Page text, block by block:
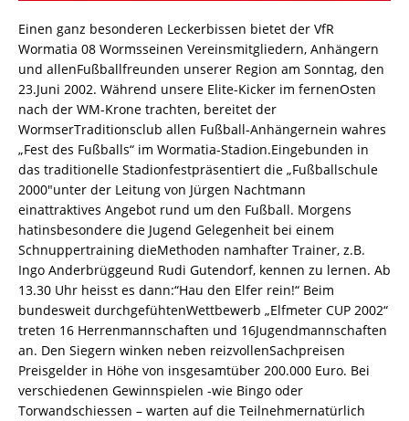
Einen ganz besonderen Leckerbissen bietet der VfR
Wormatia 08 Wormsseinen Vereinsmitgliedern, Anhängern
und allenFußballfreunden unserer Region am Sonntag, den
23.Juni 2002. Während unsere Elite-Kicker im fernenOsten
nach der WM-Krone trachten, bereitet der
WormserTraditionsclub allen Fußball-Anhängernein wahres
„Fest des Fußballs“ im Wormatia-Stadion.Eingebunden in
das traditionelle Stadionfestpräsentiert die „Fußballschule
2000″unter der Leitung von Jürgen Nachtmann
einattraktives Angebot rund um den Fußball. Morgens
hatinsbesondere die Jugend Gelegenheit bei einem
Schnuppertraining dieMethoden namhafter Trainer, z.B.
Ingo Anderbrüggeund Rudi Gutendorf, kennen zu lernen. Ab
13.30 Uhr heisst es dann:“Hau den Elfer rein!“ Beim
bundesweit durchgefühtenWettbewerb „Elfmeter CUP 2002“
treten 16 Herrenmannschaften und 16Jugendmannschaften
an. Den Siegern winken neben reizvollenSachpreisen
Preisgelder in Höhe von insgesamtüber 200.000 Euro. Bei
verschiedenen Gewinnspielen -wie Bingo oder
Torwandschiessen – warten auf die Teilnehmernatürlich